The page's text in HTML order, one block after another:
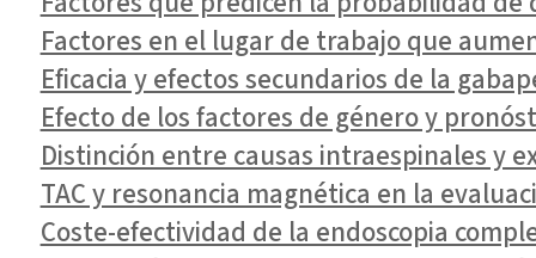
Factores en el lugar de trabajo que
Eficacia y efectos secundarios de la
Efecto de los factores de género y
Distinción entre causas intraespinales y
TAC y resonancia magnética en la
Coste-efectividad de la endoscopia